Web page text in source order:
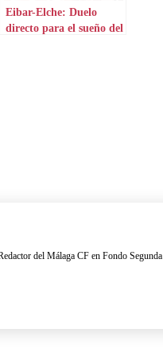
Eibar-Elche: Duelo
directo para el sueño del
del Málaga CF en Fondo Segunda